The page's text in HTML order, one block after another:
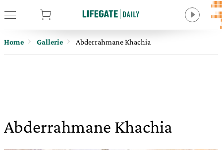
Home Gallerie Abderrahmane Khachia
Abderrahmane Khachia